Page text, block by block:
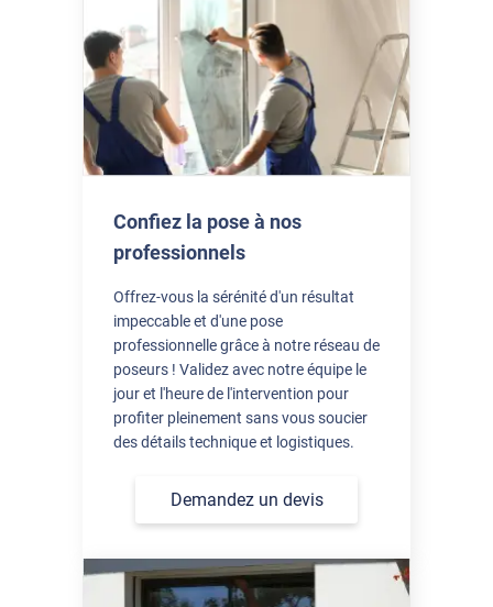
très bien emballé et rapide. j'aurai besoin de conseils pour
découper le film (tutoriel)
Il y a 3 jours
*****
La possiblité de commande à la découpe, les conseils de pose,
les réponses déjà apportées selon les défauts après la après la
cellier avec une fenêtre sans volet, plein soleil l'après midi, et
avec le film c'est incroyable la différence de température et de
ressenti ! Merci
Il y a 3 jours
Confiez la pose à nos
professionnels
Offrez-vous la sérénité d'un résultat
impeccable et d'une pose
professionnelle grâce à notre réseau de
poseurs ! Validez avec notre équipe le
jour et l'heure de l'intervention pour
profiter pleinement sans vous soucier
des détails technique et logistiques.
Demandez un devis